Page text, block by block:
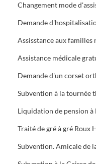
Changement mode
Demande
Assisstance aux familles
Assistance médicale
Subvention à la tournée
Traité de gré à gré Roux
Subvention. Amicale de